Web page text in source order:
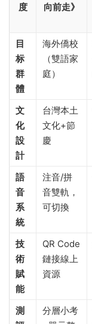
度​
向前走》​
​目
标
群
體​
海外僑校
（雙語家
庭）
​文
化
設
計​
台灣本土
文化+節
慶
​語
音
系
統​
注音/拼
音雙軌，
可切換
​技
術
賦
能​
QR Code
鏈接線上
資源
​測
分層小考